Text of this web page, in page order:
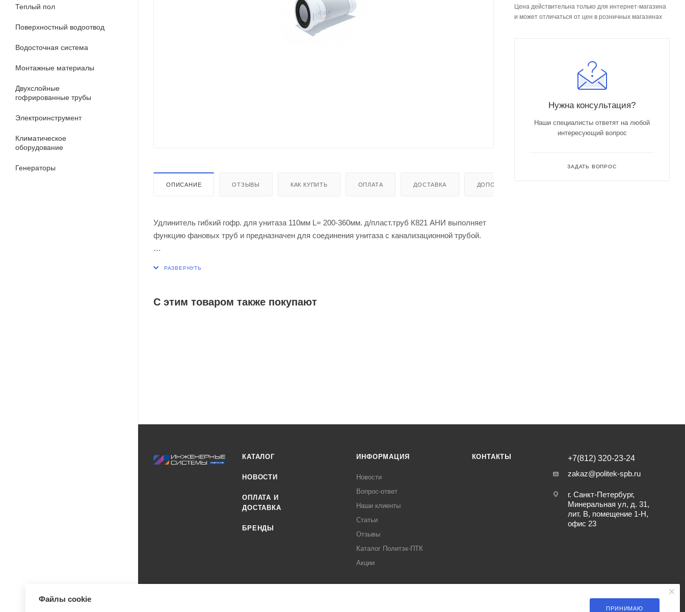
Теплый пол
Поверхностный водоотвод
Водосточная система
Монтажные материалы
Двухслойные
гофрированные трубы
Электроинструмент
Климатическое
оборудование
Генераторы
ОПИСАНИЕ ОТЗЫВЫ КАК КУПИТЬ ОПЛАТА ДОСТАВКА ДОПОЛНИТЕЛЬНО
Удлинитель гибкий гофр. для унитаза 110мм L= 200-360мм. д/пласт.труб К821 АНИ выполняет
функцию фановых труб и предназначен для соединения унитаза с канализационной трубой.
С этим товаром также покупают
Цена действительна только для интернет-магазина
и может отличаться от цен в розничных магазинах
Нужна консультация?
Наши специалисты ответят на любой
интересующий вопрос
ЗАДАТЬ ВОПРОС
КАТАЛОГ
НОВОСТИ
ОПЛАТА И
ДОСТАВКА
БРЕНДЫ
ИНФОРМАЦИЯ
Новости
Вопрос-ответ
Наши клиенты
Статьи
Отзывы
Каталог Политэк-ПТК
Акции
КОНТАКТЫ
+7(812) 320-23-24
zakaz@politek-spb.ru
г. Санкт-Петербург,
Минеральная ул, д. 31,
лит. В, помещение 1-Н,
офис 23
Файлы cookie
ПРИНИМАЮ